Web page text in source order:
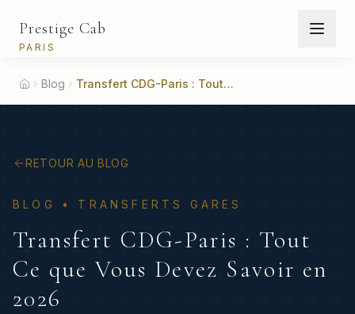
Prestige Cab
PARIS
HomeBlog Transfert CDG-Paris : Tout Ce que Vous Devez Savoir en 2026
RETOUR AU BLOG
BLOG • TRANSFERTS GARES
Transfert CDG-Paris : Tout
Ce que Vous Devez Savoir en
2026